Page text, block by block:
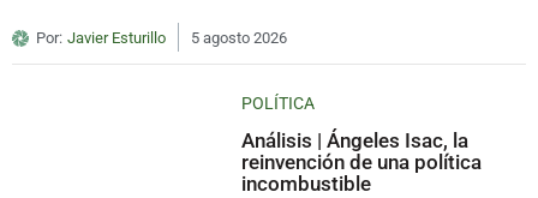
Por: Javier Esturillo 5 agosto 2026
POLÍTICA
Análisis | Ángeles Isac, la
reinvención de una política
incombustible